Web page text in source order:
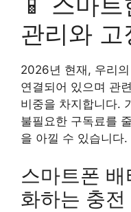
관리와 고
2026년 현재, 우리
연결되어 있으며 관
비중을 차지합니다.
불필요한 구독료를
을 아낄 수 있습니다.
스마트폰
화하는 충